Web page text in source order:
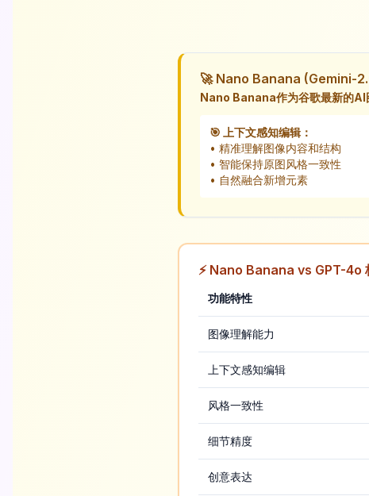
🚀 Nano Banana (Gemini-
Nano Banana作为谷歌最新的AI
🎯 上下文感知编辑：
• 精准理解图像内容和结构
• 智能保持原图风格一致性
• 自然融合新增元素
⚡ Nano Banana vs GPT-4o
功能特性
图像理解能力
上下文感知编辑
风格一致性
细节精度
创意表达